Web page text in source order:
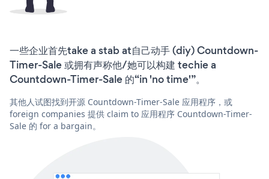
一些企业首先take a stab at自己动手 (diy) Countdown-
Timer-Sale 或拥有声称他/她可以构建 techie a
Countdown-Timer-Sale 的“in 'no time'”。
其他人试图找到开源 Countdown-Timer-Sale 应用程序，或
foreign companies 提供 claim to 应用程序 Countdown-Timer-
Sale 的 for a bargain。